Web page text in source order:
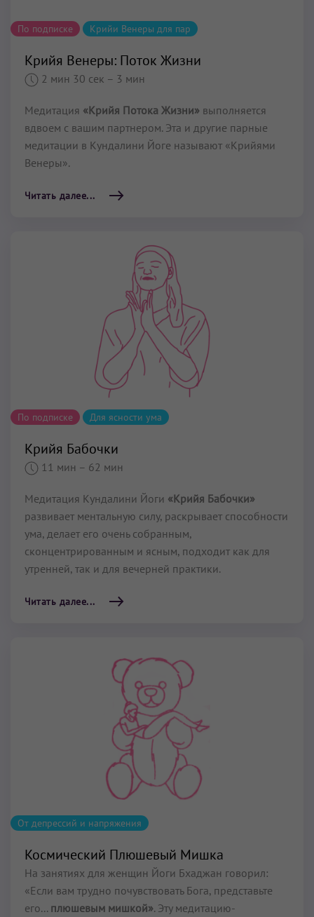
По подписке Крийи Венеры для пар
Крийя Венеры: Поток Жизни
2 мин 30 сек – 3 мин
Медитация «Крийя Потока Жизни» выполняется
вдвоем с вашим партнером. Эта и другие парные
медитации в Кундалини Йоге называют «Крийями
Венеры».
Читать далее...
По подписке Для ясности ума
Крийя Бабочки
11 мин – 62 мин
Медитация Кундалини Йоги «Крийя Бабочки»
развивает ментальную силу, раскрывает способности
ума, делает его очень собранным,
сконцентрированным и ясным, подходит как для
утренней, так и для вечерней практики.
Читать далее...
От депрессий и напряжения
Космический Плюшевый Мишка
На занятиях для женщин Йоги Бхаджан говорил:
«Если вам трудно почувствовать Бога, представьте
его... плюшевым мишкой». Эту медитацию-